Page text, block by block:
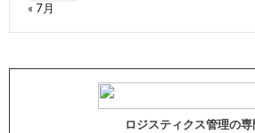
« 7月
ロジスティクス管理の専